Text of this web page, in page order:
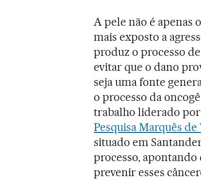
A pele não é apenas
mais exposto a
produz o processo
evitar que o dano
seja uma fonte
o processo da
trabalho liderado
Pesquisa Marquês
situado em
processo,
prevenir esses